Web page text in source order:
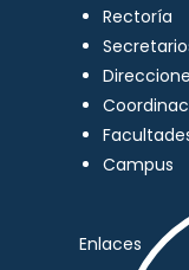
Rectoría
Campus
Enlaces